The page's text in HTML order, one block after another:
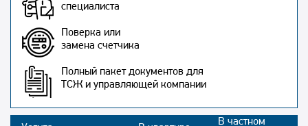
специалиста
Поверка или
замена счетчика
Полный пакет документов для
ТСЖ и управляющей компании
В частном